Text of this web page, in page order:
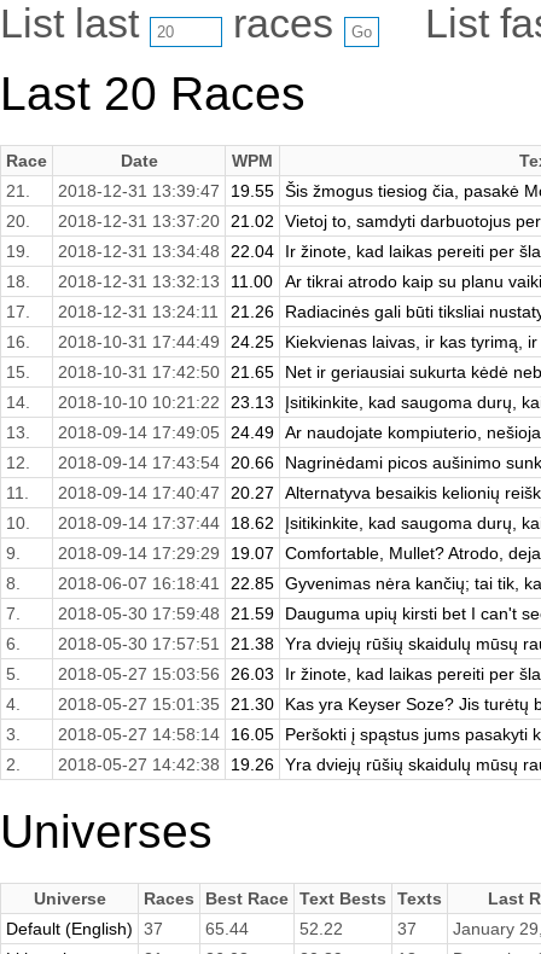
List last races List
Last 20 Races
Race Date WPM
21.
2018-12-31 13:39:47 19.55 Šis žmogus tiesiog čia, pasakė
20.
2018-12-31 13:37:20 21.02
Vietoj to, samdyti darbuotojus
19.
2018-12-31 13:34:48 22.04
Ir žinote, kad laikas pereiti per
18.
2018-12-31 13:32:13 11.00
Ar tikrai atrodo kaip su planu
17.
2018-12-31 13:24:11 21.26
Radiacinės gali būti tiksliai
16.
2018-10-31 17:44:49 24.25
Kiekvienas laivas, ir kas tyrimą,
15.
2018-10-31 17:42:50 21.65
Net ir geriausiai sukurta kėdė
14.
2018-10-10 10:21:22 23.13
Įsitikinkite, kad saugoma durų,
13.
2018-09-14 17:49:05 24.49 Ar naudojate kompiuterio,
12.
2018-09-14 17:43:54 20.66
Nagrinėdami picos aušinimo
11.
2018-09-14 17:40:47 20.27
Alternatyva besaikis kelionių
10.
2018-09-14 17:37:44 18.62
Įsitikinkite, kad saugoma durų,
9.
2018-09-14 17:29:29 19.07
Comfortable, Mullet? Atrodo,
8.
2018-06-07 16:18:41 22.85 Gyvenimas nėra kančių; tai tik,
7.
2018-05-30 17:59:48 21.59
Dauguma upių kirsti bet I can't
6.
2018-05-30 17:57:51 21.38 Yra dviejų rūšių skaidulų mūsų
5.
2018-05-27 15:03:56 26.03
Ir žinote, kad laikas pereiti per
4.
2018-05-27 15:01:35 21.30
Kas yra Keyser Soze? Jis turėtų
3.
2018-05-27 14:58:14 16.05
Peršokti į spąstus jums pasakyti
2.
2018-05-27 14:42:38 19.26 Yra dviejų rūšių skaidulų mūsų
Universes
Universe Races Best Race Text Bests Texts
Last
Default (English)
37 65.44 52.22 37
January